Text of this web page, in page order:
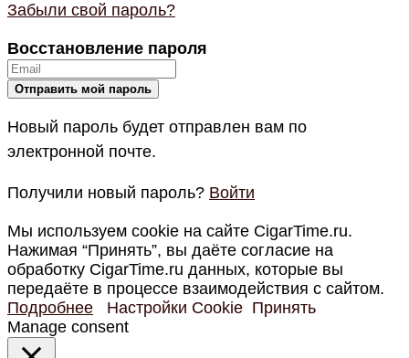
Забыли свой пароль?
Восстановление пароля
Новый пароль будет отправлен вам по
электронной почте.
Получили новый пароль? Войти
Мы используем cookie на сайте CigarTime.ru.
Нажимая “Принять”, вы даёте согласие на
обработку CigarTime.ru данных, которые вы
передаёте в процессе взаимодействия с сайтом.
Подробнее
Настройки Cookie Принять
Manage consent